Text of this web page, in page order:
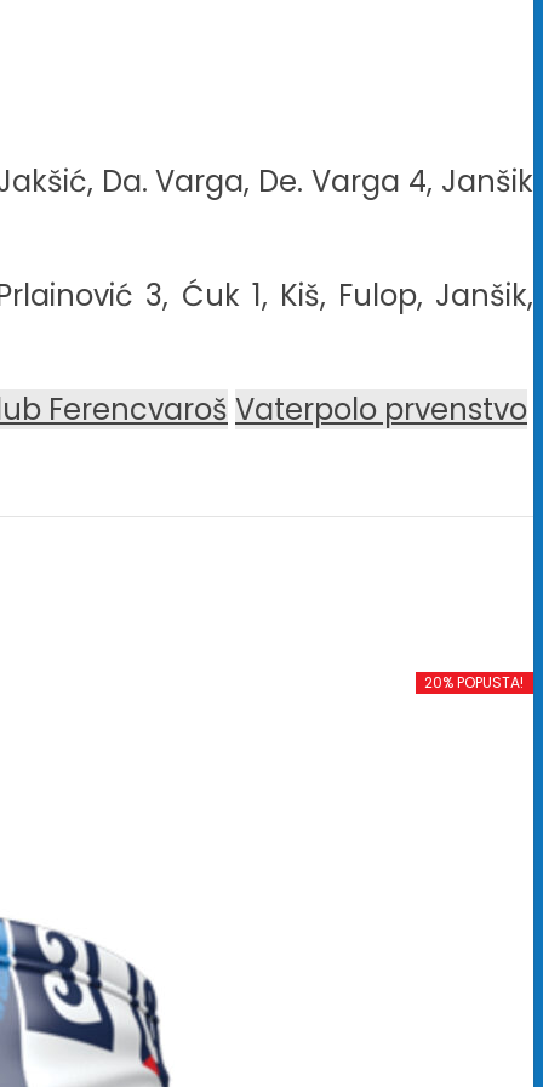
Da. Varga, De. Varga 4, Janšik
3, Ćuk 1, Kiš, Fulop, Janšik,
Ferencvaroš Vaterpolo prvenstvo
20% POPUSTA!